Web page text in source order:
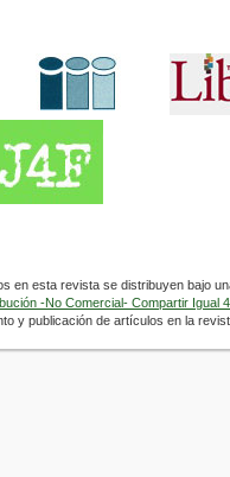
en esta revista se distribuyen bajo
-No Comercial- Compartir Igual
y publicación de artículos en la